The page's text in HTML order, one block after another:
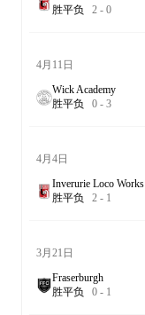
胜平负 2 - 0
4月11日
Wick Academy
胜平负 0 - 3
4月4日
Inverurie Loco Works
胜平负 2 - 1
3月21日
Fraserburgh
胜平负 0 - 1